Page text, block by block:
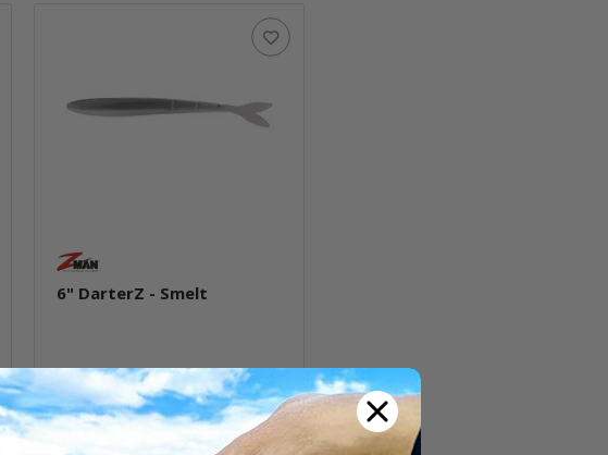
6" DarterZ - Smelt
Sofort verfügbar
7,99 €*
Packung: 5 Stk.